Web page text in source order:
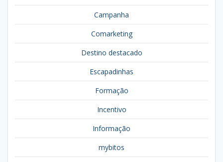
Campanha
Comarketing
Destino destacado
Escapadinhas
Formação
Incentivo
Informação
mybitos